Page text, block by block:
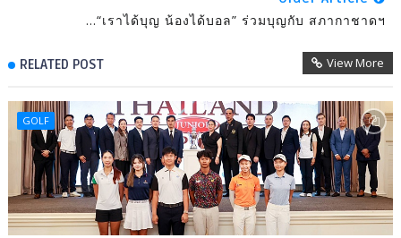
...“เราได้บุญ น้องได้บอล” ร่วมบุญกับ สภากาชาดฯ
RELATED POST View More
GOLF